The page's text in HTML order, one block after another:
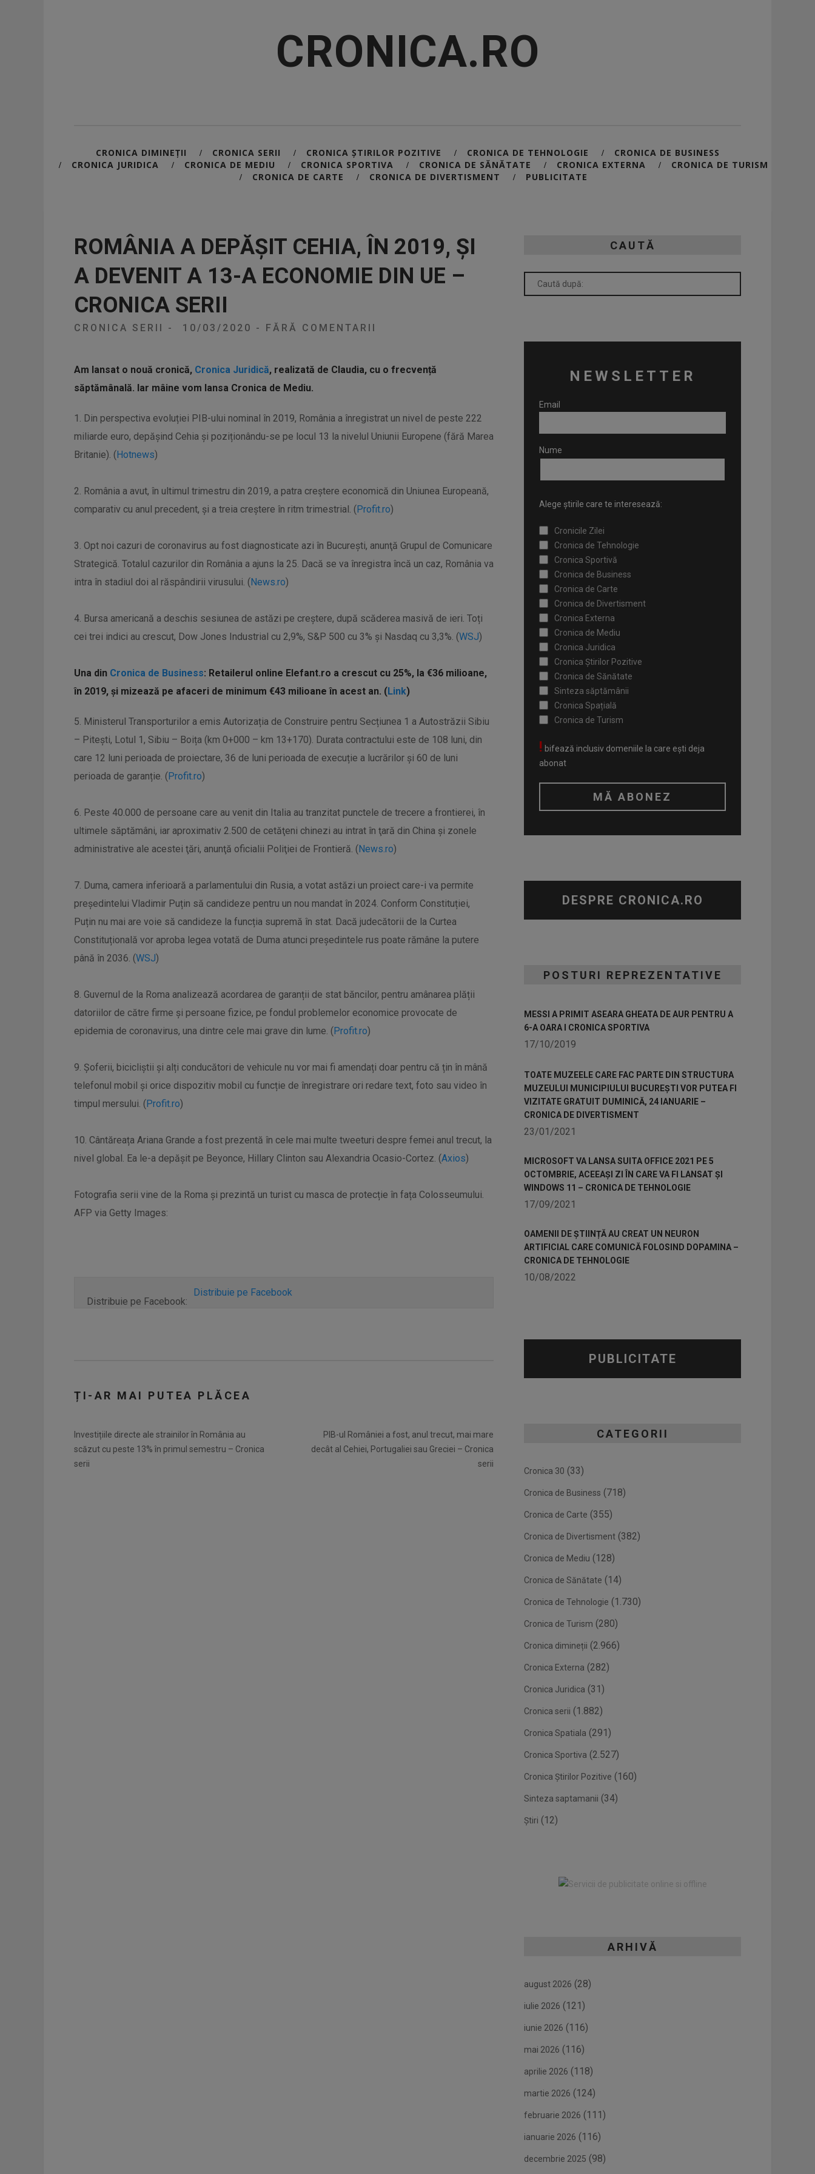
CRONICA.RO
CRONICA DIMINEȚII / CRONICA SERII / CRONICA ȘTIRILOR POZITIVE / CRONICA DE TEHNOLOGIE / CRONICA DE BUSINESS
/ CRONICA JURIDICA / CRONICA DE MEDIU / CRONICA SPORTIVA / CRONICA DE SĂNĂTATE / CRONICA EXTERNA / CRONICA DE TURISM
/ CRONICA DE CARTE / CRONICA DE DIVERTISMENT / PUBLICITATE
ROMÂNIA A DEPĂȘIT CEHIA, ÎN 2019, ȘI
A DEVENIT A 13-A ECONOMIE DIN UE –
CRONICA SERII
CRONICA SERII - 10/03/2020 - FĂRĂ COMENTARII
Am lansat o nouă cronică, Cronica Juridică, realizată de Claudia, cu o frecvență
săptămânală. Iar mâine vom lansa Cronica de Mediu.
1. Din perspectiva evoluției PIB-ului nominal în 2019, România a înregistrat un nivel de peste 222
miliarde euro, depășind Cehia și poziționându-se pe locul 13 la nivelul Uniunii Europene (fără Marea
Britanie). (Hotnews)
2. România a avut, în ultimul trimestru din 2019, a patra creștere economică din Uniunea Europeană,
comparativ cu anul precedent, și a treia creștere în ritm trimestrial. (Profit.ro)
3. Opt noi cazuri de coronavirus au fost diagnosticate azi în Bucureşti, anunţă Grupul de Comunicare
Strategică. Totalul cazurilor din România a ajuns la 25. Dacă se va înregistra încă un caz, România va
intra în stadiul doi al răspândirii virusului. (News.ro)
4. Bursa americană a deschis sesiunea de astăzi pe creștere, după scăderea masivă de ieri. Toți
cei trei indici au crescut, Dow Jones Industrial cu 2,9%, S&P 500 cu 3% și Nasdaq cu 3,3%. (WSJ)
Una din Cronica de Business: Retailerul online Elefant.ro a crescut cu 25%, la €36 milioane,
în 2019, şi mizează pe afaceri de minimum €43 milioane în acest an. (Link)
5. Ministerul Transporturilor a emis Autorizația de Construire pentru Secțiunea 1 a Autostrăzii Sibiu
– Pitești, Lotul 1, Sibiu – Boița (km 0+000 – km 13+170). Durata contractului este de 108 luni, din
care 12 luni perioada de proiectare, 36 de luni perioada de execuție a lucrărilor și 60 de luni
perioada de garanție. (Profit.ro)
6. Peste 40.000 de persoane care au venit din Italia au tranzitat punctele de trecere a frontierei, în
ultimele săptămâni, iar aproximativ 2.500 de cetăţeni chinezi au intrat în ţară din China şi zonele
administrative ale acestei ţări, anunţă oficialii Poliţiei de Frontieră. (News.ro)
7. Duma, camera inferioară a parlamentului din Rusia, a votat astăzi un proiect care-i va permite
președintelui Vladimir Puțin să candideze pentru un nou mandat în 2024. Conform Constituției,
Puțin nu mai are voie să candideze la funcția supremă în stat. Dacă judecătorii de la Curtea
Constituțională vor aproba legea votată de Duma atunci președintele rus poate rămâne la putere
până în 2036. (WSJ)
8. Guvernul de la Roma analizează acordarea de garanții de stat băncilor, pentru amânarea plății
datoriilor de către firme și persoane fizice, pe fondul problemelor economice provocate de
epidemia de coronavirus, una dintre cele mai grave din lume. (Profit.ro)
9. Șoferii, bicicliștii și alți conducători de vehicule nu vor mai fi amendați doar pentru că țin în mână
telefonul mobil și orice dispozitiv mobil cu funcție de înregistrare ori redare text, foto sau video în
timpul mersului. (Profit.ro)
10. Cântăreața Ariana Grande a fost prezentă în cele mai multe tweeturi despre femei anul trecut, la
nivel global. Ea le-a depășit pe Beyonce, Hillary Clinton sau Alexandria Ocasio-Cortez. (Axios)
Fotografia serii vine de la Roma și prezintă un turist cu masca de protecție în fața Colosseumului.
AFP via Getty Images:
Distribuie pe Facebook:
Distribuie pe Facebook
ȚI-AR MAI PUTEA PLĂCEA
Investițiile directe ale strainilor în România au
scăzut cu peste 13% în primul semestru – Cronica
serii
PIB-ul României a fost, anul trecut, mai mare
decât al Cehiei, Portugaliei sau Greciei – Cronica
serii
CAUTĂ
NEWSLETTER
Email
Nume
Alege știrile care te interesează:
Cronicile Zilei
Cronica de Tehnologie
Cronica Sportivă
Cronica de Business
Cronica de Carte
Cronica de Divertisment
Cronica Externa
Cronica de Mediu
Cronica Juridica
Cronica Știrilor Pozitive
Cronica de Sănătate
Sinteza săptămânii
Cronica Spațială
Cronica de Turism
! bifează inclusiv domeniile la care ești deja
abonat
DESPRE CRONICA.RO
POSTURI REPREZENTATIVE
MESSI A PRIMIT ASEARA GHEATA DE AUR PENTRU A
6-A OARA I CRONICA SPORTIVA
17/10/2019
TOATE MUZEELE CARE FAC PARTE DIN STRUCTURA
MUZEULUI MUNICIPIULUI BUCUREȘTI VOR PUTEA FI
VIZITATE GRATUIT DUMINICĂ, 24 IANUARIE –
CRONICA DE DIVERTISMENT
23/01/2021
MICROSOFT VA LANSA SUITA OFFICE 2021 PE 5
OCTOMBRIE, ACEEAȘI ZI ÎN CARE VA FI LANSAT ȘI
WINDOWS 11 – CRONICA DE TEHNOLOGIE
17/09/2021
OAMENII DE ȘTIINȚĂ AU CREAT UN NEURON
ARTIFICIAL CARE COMUNICĂ FOLOSIND DOPAMINA –
CRONICA DE TEHNOLOGIE
10/08/2022
PUBLICITATE
CATEGORII
Cronica 30 (33)
Cronica de Business (718)
Cronica de Carte (355)
Cronica de Divertisment (382)
Cronica de Mediu (128)
Cronica de Sănătate (14)
Cronica de Tehnologie (1.730)
Cronica de Turism (280)
Cronica dimineții (2.966)
Cronica Externa (282)
Cronica Juridica (31)
Cronica serii (1.882)
Cronica Spatiala (291)
Cronica Sportiva (2.527)
Cronica Știrilor Pozitive (160)
Sinteza saptamanii (34)
Știri (12)
ARHIVĂ
august 2026 (28)
iulie 2026 (121)
iunie 2026 (116)
mai 2026 (116)
aprilie 2026 (118)
martie 2026 (124)
februarie 2026 (111)
ianuarie 2026 (116)
decembrie 2025 (98)